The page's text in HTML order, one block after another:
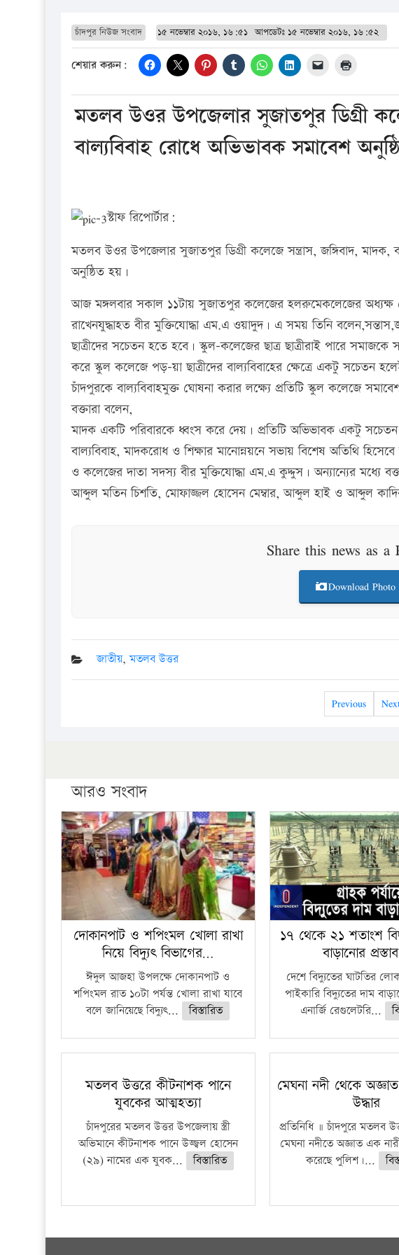
চাঁদপুর নিউজ সংবাদ ১৫ নভেম্বার ২০১৬, ১৬:৫১ আপডেটঃ ১৫ নভেম্বার ২০১৬, ১৬:৫২
শেয়ার করুন:
মতলব উওর উপজেলার সুজাতপুর ডিগ্রী
বাল্যবিবাহ রোধে অভিভাবক সমাবেশ
স্টাফ রিপোর্টার:
মতলব উওর উপজেলার সুজাতপুর ডিগ্রী কলেজে সন্ত্রাস, জঙ্গিবাদ, মাদক,
অনুষ্ঠিত হয়।
আজ মঙ্গলবার সকাল ১১টায় সুজাতপুর কলেজের হলরুমেকলেজের অধ্যক্ষ
রাখেনযুদ্ধাহত বীর মুক্তিযোদ্ধা এম.এ ওয়াদুদ। এ সময় তিনি
ছাত্রীদের সচেতন হতে হবে। স্কুল-কলেজের ছাত্র ছাত্রীরাই পারে সমাজকে
করে স্কুল কলেজে পড়–য়া ছাত্রীদের বাল্যবিবাহের ক্ষেত্রে একটু সচেতন
চাঁদপুরকে বাল্যবিবাহমুক্ত ঘোষনা করার লক্ষ্যে প্রতিটি স্কুল কলেজে
বক্তারা বলেন,
মাদক একটি পরিবারকে ধ্বংস করে দেয়। প্রতিটি অভিভাবক একটু সচেতন
বাল্যবিবাহ, মাদকরোধ ও শিক্ষার মানোন্নয়নে সভায় বিশেষ অতিথি
ও কলেজের দাতা সদস্য বীর মুক্তিযোদ্ধা এম.এ কুদ্দুস। অন্যান্যের মধ্যে
আব্দুল মতিন চিশতি, মোফাজ্জল হোসেন মেম্বার, আব্দুল হাই ও আব্দুল কাদির
Share this news as a
Download Photo
জাতীয়,মতলব উত্তর
Previous
আরও সংবাদ
দোকানপাট ও শপিংমল খোলা রাখা
নিয়ে বিদ্যুৎ বিভাগের…
ঈদুল আজহা উপলক্ষে দোকানপাট ও
শপিংমল রাত ১০টা পর্যন্ত খোলা রাখা যাবে
বলে জানিয়েছে বিদ্যুৎ...
বিস্তারিত
১৭ থেকে ২১ শতাংশ
বাড়ানোর
দেশে বিদ্যুতের ঘাটতির
পাইকারি বিদ্যুতের দাম
এনার্জি রেগুলেটরি...
মতলব উত্তরে কীটনাশক পানে
যুবকের আত্মহত্যা
চাঁদপুরের মতলব উত্তর উপজেলায় স্ত্রী
অভিমানে কীটনাশক পানে উজ্জ্বল হোসেন
(২৯) নামের এক যুবক...
বিস্তারিত
মেঘনা নদী থেকে
উদ্ধার
প্রতিনিধি ॥ চাঁদপুরে মতলব
মেঘনা নদীতে অজ্ঞাত এক
করেছে পুলিশ।...